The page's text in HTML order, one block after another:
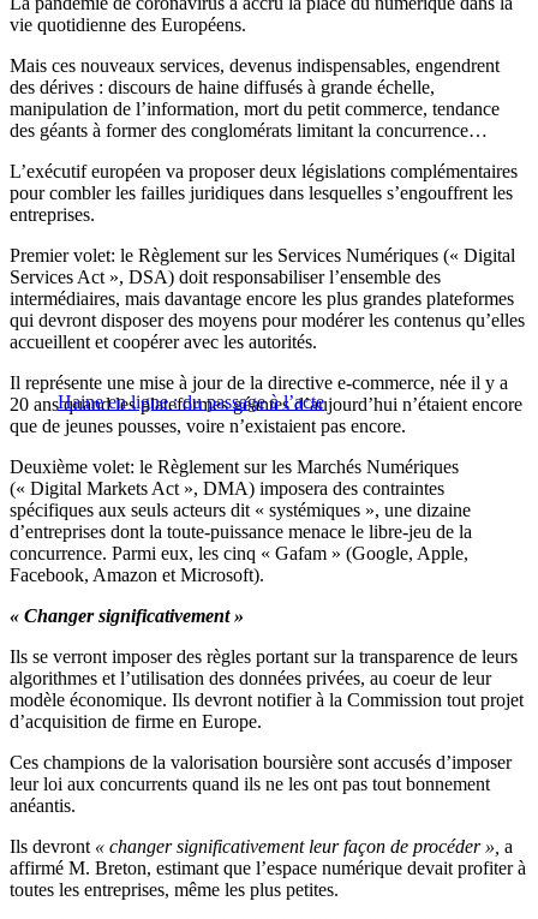
vie quotidienne des Européens.
Mais ces nouveaux services, devenus indispensables, engendrent
des dérives : discours de haine diffusés à grande échelle,
manipulation de l’information, mort du petit commerce, tendance
des géants à former des conglomérats limitant la concurrence…
L’exécutif européen va proposer deux législations complémentaires
pour combler les failles juridiques dans lesquelles s’engouffrent les
entreprises.
Premier volet: le Règlement sur les Services Numériques (« Digital
Services Act », DSA) doit responsabiliser l’ensemble des
intermédiaires, mais davantage encore les plus grandes plateformes
qui devront disposer des moyens pour modérer les contenus qu’elles
accueillent et coopérer avec les autorités.
Haine en ligne : du passage à l’acte
Il représente une mise à jour de la directive e-commerce, née il y a
20 ans quand les plateformes géantes d’aujourd’hui n’étaient encore
que de jeunes pousses, voire n’existaient pas encore.
Deuxième volet: le Règlement sur les Marchés Numériques
(« Digital Markets Act », DMA) imposera des contraintes
spécifiques aux seuls acteurs dit « systémiques », une dizaine
d’entreprises dont la toute-puissance menace le libre-jeu de la
concurrence. Parmi eux, les cinq « Gafam » (Google, Apple,
Facebook, Amazon et Microsoft).
« Changer significativement »
Ils se verront imposer des règles portant sur la transparence de leurs
algorithmes et l’utilisation des données privées, au coeur de leur
modèle économique. Ils devront notifier à la Commission tout projet
d’acquisition de firme en Europe.
Ces champions de la valorisation boursière sont accusés d’imposer
leur loi aux concurrents quand ils ne les ont pas tout bonnement
anéantis.
Ils devront « changer significativement leur façon de procéder », a
affirmé M. Breton, estimant que l’espace numérique devait profiter à
toutes les entreprises, même les plus petites.